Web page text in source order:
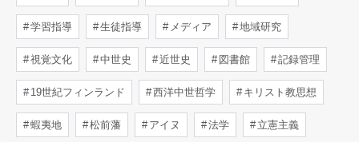
学習指導 生徒指導 メディア 地域研究
視覚文化 中世史 近世史 図書館 記録管理
19世紀フィンランド 西洋中世哲学 キリスト教思想
蝦夷地 松前藩 アイヌ 法学 立憲主義